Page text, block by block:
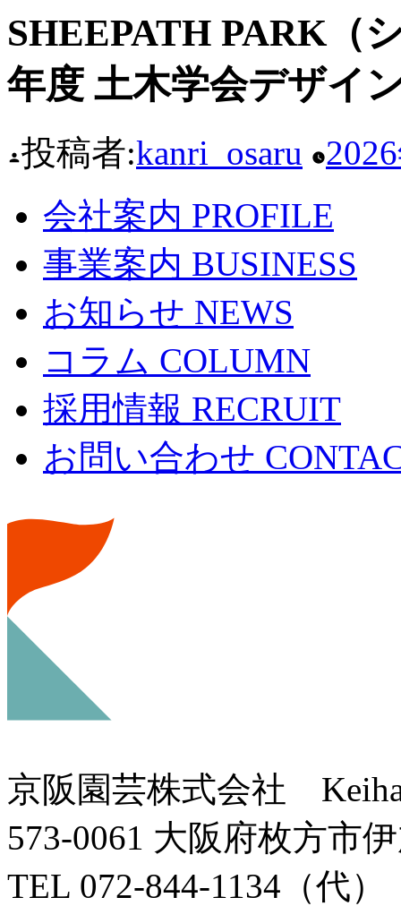
SHEEPATH PARK（
年度 土木学会デザイ
投稿者:kanri_osaru
会社案内 PROFILE
事業案内 BUSINESS
お知らせ NEWS
コラム COLUMN
採用情報 RECRUIT
お問い合わせ
京阪園芸株式会社
573-0061 大阪府枚方市
TEL 072-844-1134（代